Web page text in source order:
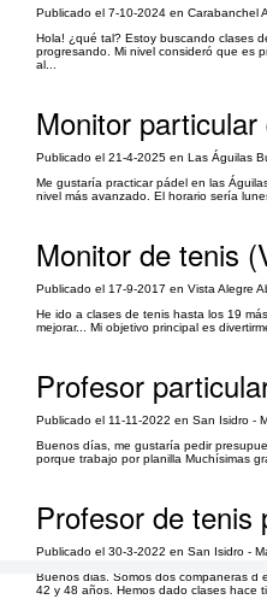
Publicado el 7-10-2024 en Carabanchel
Hola! ¿qué tal? Estoy buscando clases
progresando. Mi nivel consideró que es
al...
Monitor
Publicado el 21-4-2025 en Las Águilas
Me gustaría practicar pádel en las
nivel más avanzado. El horario sería
Monitor de tenis
Publicado el 17-9-2017 en Vista Alegre
He ido a clases de tenis hasta los 19
mejorar... Mi objetivo principal es
Profesor
Publicado el 11-11-2022 en San Isidro -
Buenos días, me gustaría pedir
porque trabajo por planilla Muchísimas
Profesor de tenis
Publicado el 30-3-2022 en San Isidro -
Buenos dias. Somos dos compañeras d
42 y 48 años. Hemos dado clases hace